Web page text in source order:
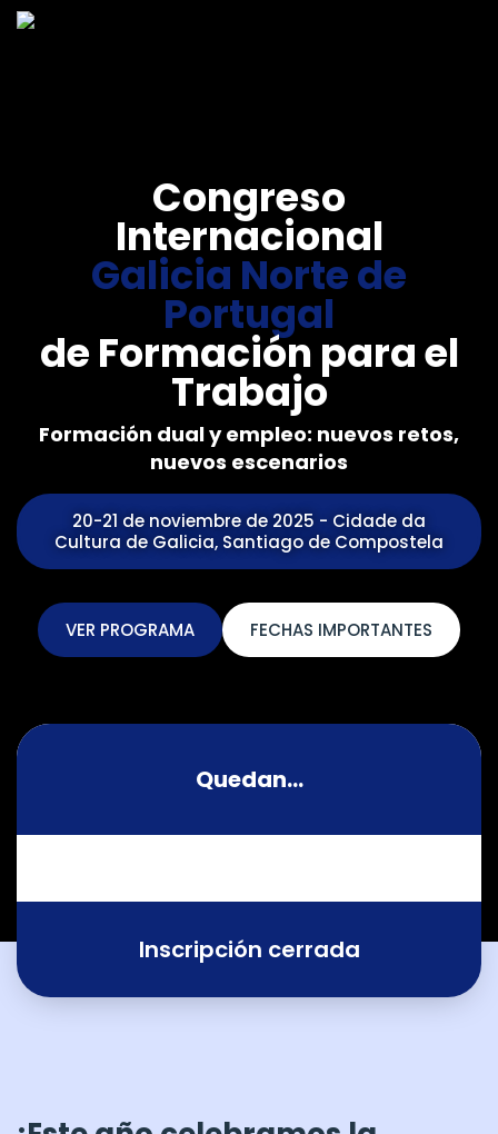
Congreso
Internacional
Galicia Norte de
Portugal
de Formación para el
Trabajo
Formación dual y empleo: nuevos retos,
nuevos escenarios
20-21 de noviembre de 2025 - Cidade da
Cultura de Galicia, Santiago de Compostela
VER PROGRAMA FECHAS IMPORTANTES
Quedan...
Inscripción cerrada